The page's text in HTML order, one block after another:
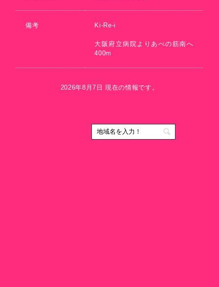
備考 Ki-Re-i
大阪府立病院よりあべの筋南へ
400m
2026年8月7日 現在の情報です。